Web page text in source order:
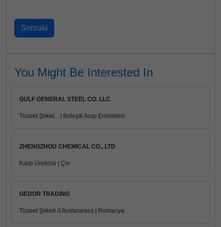
You Might Be Interested In
GULF GENERAL STEEL CO. LLC
Ticaret Şirket... | Birleşik Arap Emirlikleri
ZHENGZHOU CHEMICAL CO., LTD
Kalıp Üreticisi | Çin
GEDOR TRADING
Ticaret Şirketi (Uluslararası) | Romanya